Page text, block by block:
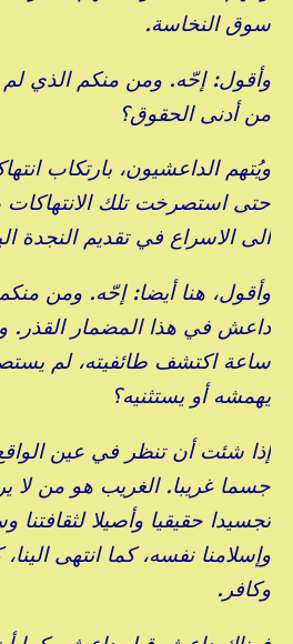
سوق النخاسة.
وأقول: إحّه. ومن منكم الذي
من أدنى الحقوق؟
ويُتهم الداعشيون، بارتكاب
حتى استصرخت تلك الانتهاكات
الى الاسراع في تقديم النجدة
وأقول، هنا أيضا: إحّه. ومن
داعش في هذا المضمار القذر.
ساعة اكتشف طائفيته، لم
يهمشه أو يستثنيه؟
إذا شئت أن تنظر في عين
جسما غريبا. الغريب هو من لا
تجسيدا حقيقيا وأصيلا لثقافتنا
وإسلامنا نفسه، كما انتهى
وكافر.